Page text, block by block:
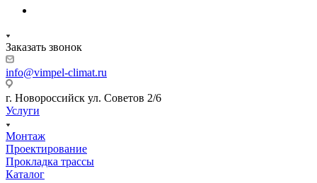
Заказать звонок
info@vimpel-climat.ru
г. Новороссийск ул. Советов 2/6
Услуги
Монтаж
Проектирование
Прокладка трассы
Каталог